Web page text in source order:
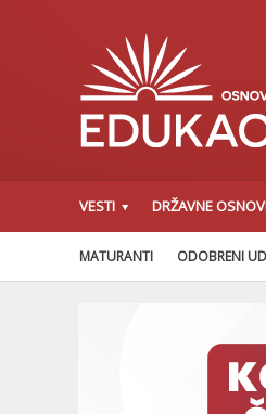
VESTI DRŽAVNE
MATURANTI ODOBRENI